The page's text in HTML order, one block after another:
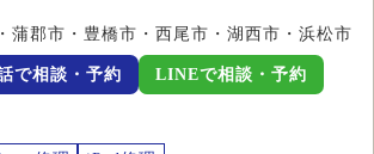
蒲郡市・豊橋市・西尾市・湖西市・浜松市
で相談・予約 LINEで相談・予約